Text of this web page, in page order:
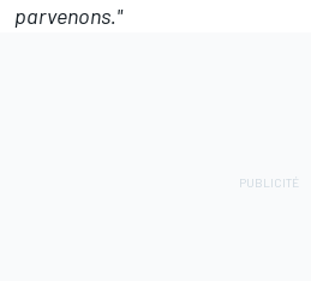
parvenons."